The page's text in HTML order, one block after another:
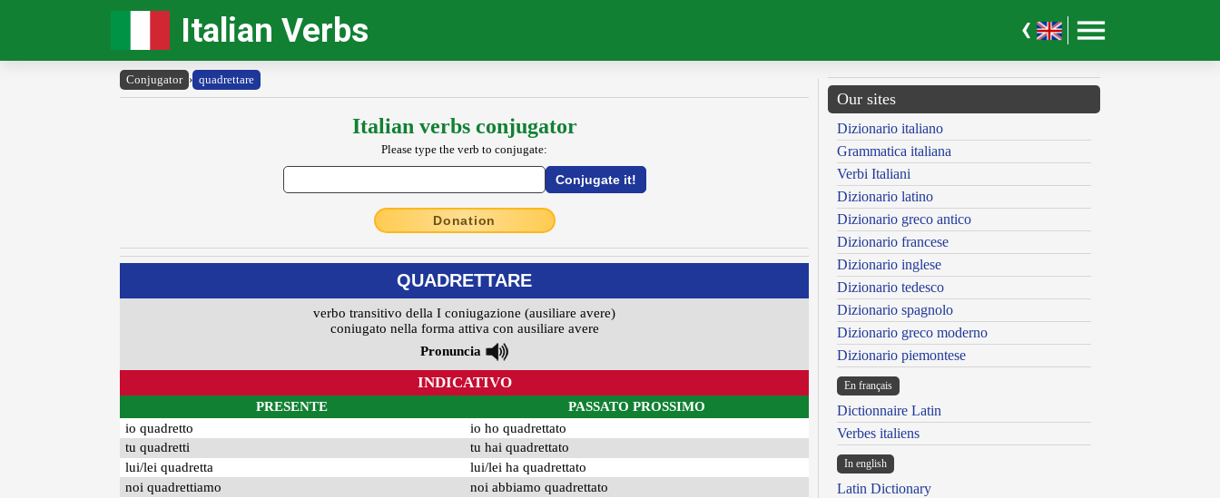
Italian Verbs
Conjugator › quadrettare
Italian verbs conjugator
Please type the verb to conjugate:
Donation
QUADRETTARE
verbo transitivo della I coniugazione (ausiliare avere)
coniugato nella forma attiva con ausiliare avere
Pronuncia
INDICATIVO
PRESENTE
io quadretto
tu quadretti
lui/lei quadretta
noi quadrettiamo
PASSATO PROSSIMO
io ho quadrettato
tu hai quadrettato
lui/lei ha quadrettato
noi abbiamo quadrettato
Our sites
Dizionario italiano
Grammatica italiana
Verbi Italiani
Dizionario latino
Dizionario greco antico
Dizionario francese
Dizionario inglese
Dizionario tedesco
Dizionario spagnolo
Dizionario greco moderno
Dizionario piemontese
En français
Dictionnaire Latin
Verbes italiens
In english
Latin Dictionary